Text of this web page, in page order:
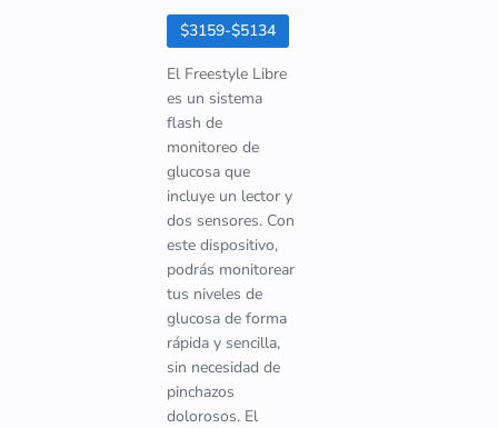
$3159-$5134
El Freestyle Libre
es un sistema
flash de
monitoreo de
glucosa que
incluye un lector y
dos sensores. Con
este dispositivo,
podrás monitorear
tus niveles de
glucosa de forma
rápida y sencilla,
sin necesidad de
pinchazos
dolorosos. El